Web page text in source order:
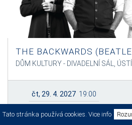
Tato stránka používá cookies. Vice info
THE BACKWARDS
DŮM KULTURY - DIVADELNÍ SÁL,
čt, 29. 4. 2027 19:00